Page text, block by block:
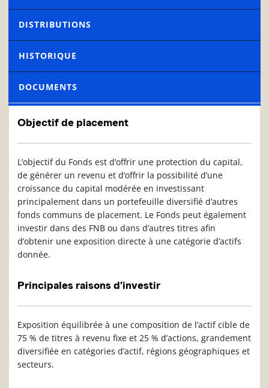
DISTRIBUTIONS
HISTORIQUE
DOCUMENTS
Objectif de placement
L’objectif du Fonds est d’offrir une protection du capital,
de générer un revenu et d’offrir la possibilité d’une
croissance du capital modérée en investissant
principalement dans un portefeuille diversifié d’autres
fonds communs de placement. Le Fonds peut également
investir dans des FNB ou dans d’autres titres afin
d’obtenir une exposition directe à une catégorie d’actifs
donnée.
Principales raisons d’investir
Exposition équilibrée à une composition de l’actif cible de
75 % de titres à revenu fixe et 25 % d’actions, grandement
diversifiée en catégories d’actif, régions géographiques et
secteurs.